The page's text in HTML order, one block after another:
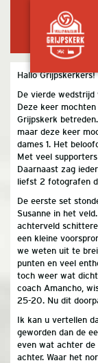
Hallo Grijpskerkers!
De vierde wedstrijd
Deze keer
Grijpskerk
maar deze keer
dames 1. Het
Met veel
Daarnaast zag
liefst 2 fotografen
De eerste set
Susanne in het
achterveld
een kleine
we weten uit te
punten en veel
toch weer wat
coach Amancho,
25-20. Nu dit
Ik kan u vertellen
geworden dan de
even wat achter de
achter. Waar het